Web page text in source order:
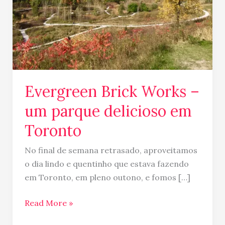
Evergreen Brick Works –
um parque delicioso em
Toronto
No final de semana retrasado, aproveitamos
o dia lindo e quentinho que estava fazendo
em Toronto, em pleno outono, e fomos […]
delicioso
em
Toronto
Read More »